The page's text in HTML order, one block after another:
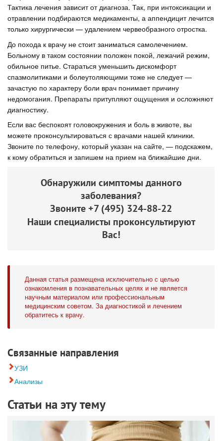
Тактика лечения зависит от диагноза. Так, при интоксикации и
отравлении подбираются медикаменты, а аппендицит лечится
только хирургически — удалением червеобразного отростка.
До похода к врачу не стоит заниматься самолечением.
Больному в таком состоянии положен покой, лежачий режим,
обильное питье. Стараться уменьшить дискомфорт
спазмолитиками и болеутоляющими тоже не следует —
зачастую по характеру боли врач понимает причину
недомогания. Препараты притупляют ощущения и осложняют
диагностику.
Если вас беспокоят головокружения и боль в животе, вы
можете проконсультироваться с врачами нашей клиники.
Звоните по телефону, который указан на сайте, — подскажем,
к кому обратиться и запишем на прием на ближайшие дни.
Обнаружили симптомы данного
заболевания?
Звоните+7 (495) 324-88-22
Наши специалисты проконсультируют
Вас!
Данная статья размещена исключительно с целью
ознакомления в познавательных целях и не является
научным материалом или профессиональным
медицинским советом. За диагностикой и лечением
обратитесь к врачу.
Связанные направления
УЗИ
Анализы
Статьи на эту тему